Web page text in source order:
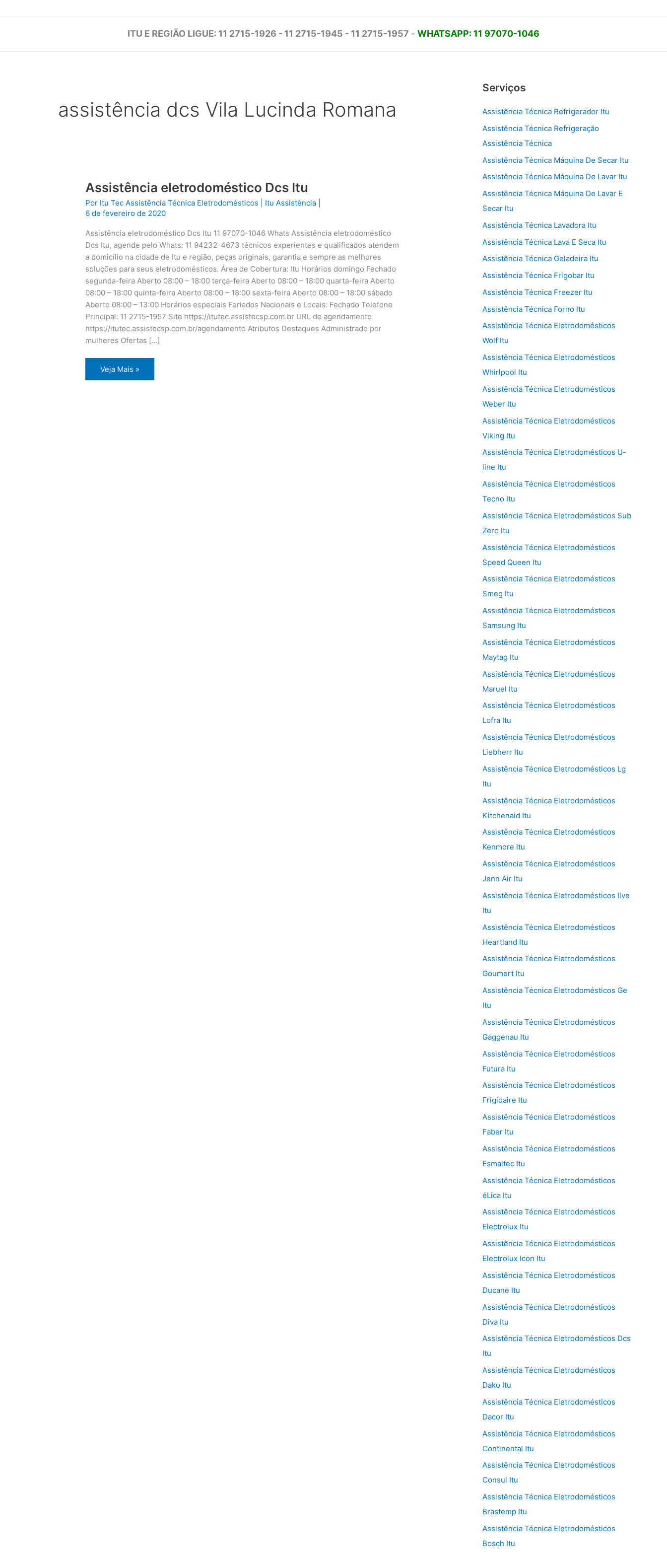
ITU E REGIÃO LIGUE: 11 2715-1926 - 11 2715-1945 - 11 2715-1957 - WHATSAPP: 11 97070-1046
assistência dcs Vila Lucinda Romana
Assistência eletrodoméstico Dcs Itu
Por Itu Tec Assistência Técnica Eletrodomésticos Itu Assistência
6 de fevereiro de 2020
Assistência eletrodoméstico Dcs Itu 11 97070-1046 Whats Assistência eletrodoméstico
Dcs Itu, agende pelo Whats: 11 94232-4673 técnicos experientes e qualificados atendem
a domicílio na cidade de Itu e região, peças originais, garantia e sempre as melhores
soluções para seus eletrodomésticos. Área de Cobertura: Itu Horários domingo Fechado
segunda-feira Aberto 08:00 – 18:00 terça-feira Aberto 08:00 – 18:00 quarta-feira Aberto
08:00 – 18:00 quinta-feira Aberto 08:00 – 18:00 sexta-feira Aberto 08:00 – 18:00 sábado
Aberto 08:00 – 13:00 Horários especiais Feriados Nacionais e Locais: Fechado Telefone
Principal: 11 2715-1957 Site https://itutec.assistecsp.com.br URL de agendamento
https://itutec.assistecsp.com.br/agendamento Atributos Destaques Administrado por
mulheres Ofertas […]
Assistência
eletrodoméstico
Dcs
Veja Mais »
Serviços
Assistência Técnica Refrigerador Itu
Assistência Técnica Refrigeração
Assistência Técnica
Assistência Técnica Máquina De Secar Itu
Assistência Técnica Máquina De Lavar Itu
Assistência Técnica Máquina De Lavar E
Secar Itu
Assistência Técnica Lavadora Itu
Assistência Técnica Lava E Seca Itu
Assistência Técnica Geladeira Itu
Assistência Técnica Frigobar Itu
Assistência Técnica Freezer Itu
Assistência Técnica Forno Itu
Assistência Técnica Eletrodomésticos
Wolf Itu
Assistência Técnica Eletrodomésticos
Whirlpool Itu
Assistência Técnica Eletrodomésticos
Weber Itu
Assistência Técnica Eletrodomésticos
Viking Itu
Assistência Técnica Eletrodomésticos U-
line Itu
Assistência Técnica Eletrodomésticos
Tecno Itu
Assistência Técnica Eletrodomésticos Sub
Zero Itu
Assistência Técnica Eletrodomésticos
Speed Queen Itu
Assistência Técnica Eletrodomésticos
Smeg Itu
Assistência Técnica Eletrodomésticos
Samsung Itu
Assistência Técnica Eletrodomésticos
Maytag Itu
Assistência Técnica Eletrodomésticos
Maruel Itu
Assistência Técnica Eletrodomésticos
Lofra Itu
Assistência Técnica Eletrodomésticos
Liebherr Itu
Assistência Técnica Eletrodomésticos Lg
Itu
Assistência Técnica Eletrodomésticos
Kitchenaid Itu
Assistência Técnica Eletrodomésticos
Kenmore Itu
Assistência Técnica Eletrodomésticos
Jenn Air Itu
Assistência Técnica Eletrodomésticos Ilve
Itu
Assistência Técnica Eletrodomésticos
Heartland Itu
Assistência Técnica Eletrodomésticos
Goumert Itu
Assistência Técnica Eletrodomésticos Ge
Itu
Assistência Técnica Eletrodomésticos
Gaggenau Itu
Assistência Técnica Eletrodomésticos
Futura Itu
Assistência Técnica Eletrodomésticos
Frigidaire Itu
Assistência Técnica Eletrodomésticos
Faber Itu
Assistência Técnica Eletrodomésticos
Esmaltec Itu
Assistência Técnica Eletrodomésticos
éLica Itu
Assistência Técnica Eletrodomésticos
Electrolux Itu
Assistência Técnica Eletrodomésticos
Electrolux Icon Itu
Assistência Técnica Eletrodomésticos
Ducane Itu
Assistência Técnica Eletrodomésticos
Diva Itu
Assistência Técnica Eletrodomésticos Dcs
Itu
Assistência Técnica Eletrodomésticos
Dako Itu
Assistência Técnica Eletrodomésticos
Dacor Itu
Assistência Técnica Eletrodomésticos
Continental Itu
Assistência Técnica Eletrodomésticos
Consul Itu
Assistência Técnica Eletrodomésticos
Brastemp Itu
Assistência Técnica Eletrodomésticos
Bosch Itu